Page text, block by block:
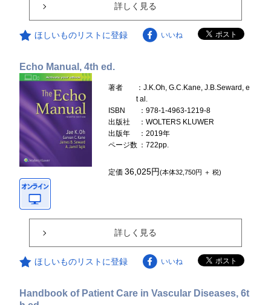
詳しく見る
ほしいものリストに登録 いいね
Echo Manual, 4th ed.
著者
：J.K.Oh, G.C.Kane, J.B.Seward, e
t al.
ISBN
：978-1-4963-1219-8
出版社
：WOLTERS KLUWER
出版年
：2019年
ページ数 ：722pp.
定価36,025円(本体32,750円 ＋ 税)
詳しく見る
ほしいものリストに登録 いいね
Handbook of Patient Care in Vascular Diseases, 6t